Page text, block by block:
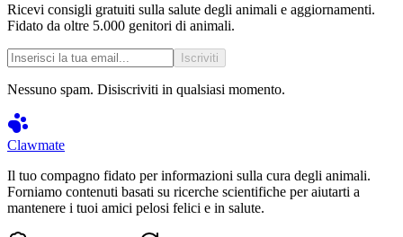
Ricevi consigli gratuiti sulla salute degli animali e aggiornamenti.
Fidato da oltre 5.000 genitori di animali.
Iscriviti
Nessuno spam. Disiscriviti in qualsiasi momento.
Clawmate
Il tuo compagno fidato per informazioni sulla cura degli animali.
Forniamo contenuti basati su ricerche scientifiche per aiutarti a
mantenere i tuoi amici pelosi felici e in salute.